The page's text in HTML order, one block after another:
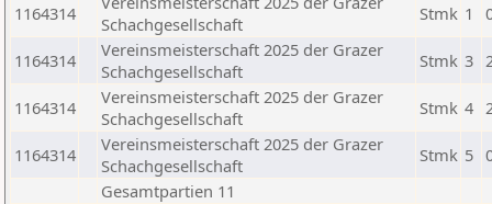
1164314
Schachgesellschaft
Stmk 1
1164314
Vereinsmeisterschaft 2025 der Grazer
Schachgesellschaft
Stmk 3
1164314
Vereinsmeisterschaft 2025 der Grazer
Schachgesellschaft
Stmk 4
1164314
Vereinsmeisterschaft 2025 der Grazer
Schachgesellschaft
Stmk 5
Gesamtpartien 11